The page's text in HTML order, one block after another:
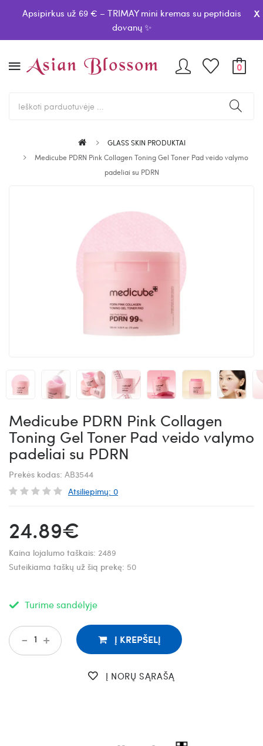
Apsipirkus už 69 € – TRIMAY mini kremas su peptidais
dovanų ✨
x
0
GLASS SKIN PRODUKTAI
Medicube PDRN Pink Collagen Toning Gel Toner Pad veido valymo
padeliai su PDRN
Medicube PDRN Pink Collagen
Toning Gel Toner Pad veido valymo
padeliai su PDRN
Prekės kodas: AB3544
Atsiliepimų: 0
24.89€
Kaina lojalumo taškais: 2489
Suteikiama taškų už šią prekę: 50
Turime sandėlyje
+
- Į KREPŠELĮ
Į NORŲ SĄRAŠĄ